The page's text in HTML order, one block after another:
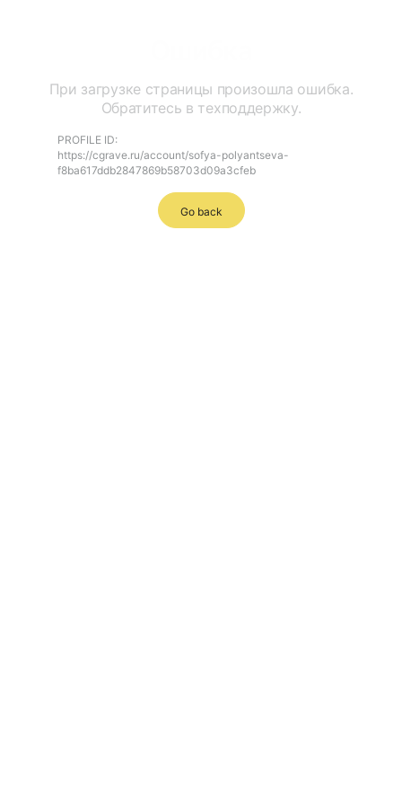
При загрузке страницы произошла ошибка.
Обратитесь в техподдержку.
PROFILE ID:
https://cgrave.ru/account/sofya-polyantseva-
f8ba617ddb2847869b58703d09a3cfeb
Go back